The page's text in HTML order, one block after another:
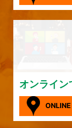
オンライン
ONLINE